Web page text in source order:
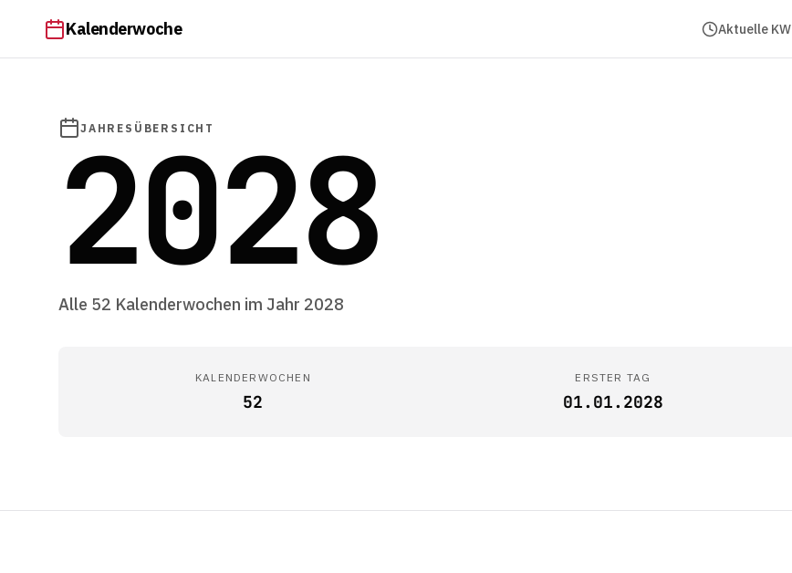
Kalenderwoche Aktuelle KW
JAHRESÜBERSICHT
2028
Alle 52 Kalenderwochen im Jahr 2028
KALENDERWOCHEN
52
ERSTER TAG
01.01.2028